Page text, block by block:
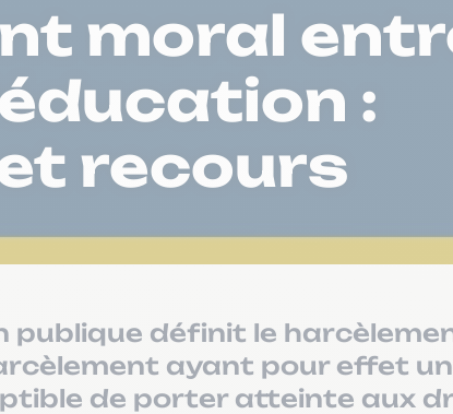
moral
:
recours
définit le
ayant pour effet
de porter atteinte aux